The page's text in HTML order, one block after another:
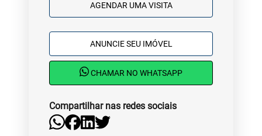
AGENDAR UMA VISITA
ANUNCIE SEU IMÓVEL
CHAMAR NO WHATSAPP
Compartilhar nas redes sociais